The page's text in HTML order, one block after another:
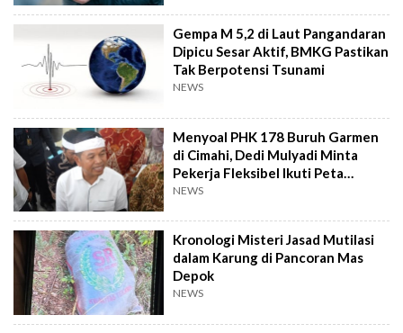
Gempa M 5,2 di Laut Pangandaran
Dipicu Sesar Aktif, BMKG Pastikan
Tak Berpotensi Tsunami
NEWS
Menyoal PHK 178 Buruh Garmen
di Cimahi, Dedi Mulyadi Minta
Pekerja Fleksibel Ikuti Peta
Industri
NEWS
Kronologi Misteri Jasad Mutilasi
dalam Karung di Pancoran Mas
Depok
NEWS